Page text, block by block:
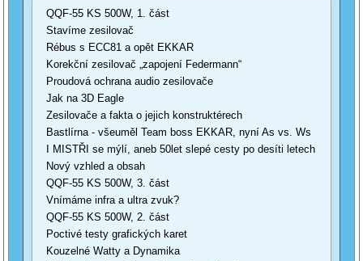
QQF-55 KS 500W, 1. část
Stavíme zesilovač
Rébus s ECC81 a opět EKKAR
Korekční zesilovač „zapojení Federmann“
Proudová ochrana audio zesilovače
Jak na 3D Eagle
Zesilovače a fakta o jejich konstruktérech
Bastlírna - všeuměl Team boss EKKAR, nyní As vs. Ws
I MISTŘI se mýlí, aneb 50let slepé cesty po desíti letech
Nový vzhled a obsah
QQF-55 KS 500W, 3. část
Vnímáme infra a ultra zvuk?
QQF-55 KS 500W, 2. část
Poctivé testy grafických karet
Kouzelné Watty a Dynamika